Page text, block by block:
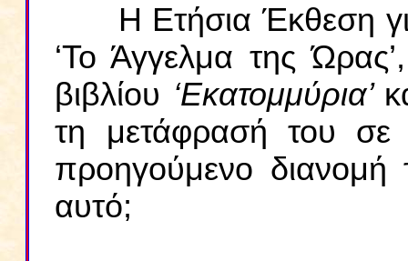
Η Ετήσια Έκθεση
‘Το Άγγελμα της
βιβλίου ‘Εκατομμύρια’
τη μετάφρασή του
προηγούμενο
αυτό;